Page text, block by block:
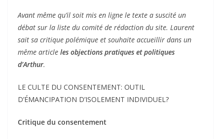
Avant même qu’il soit mis en ligne le texte a suscité un
débat sur la liste du comité de rédaction du site. Laurent
sait sa critique polémique et souhaite accueillir dans un
même article les objections pratiques et politiques
d’Arthur.
LE CULTE DU CONSENTEMENT: OUTIL
D’ÉMANCIPATION D’ISOLEMENT INDIVIDUEL?
Critique du consentement